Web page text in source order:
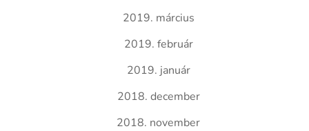
2019. március
2019. február
2019. január
2018. december
2018. november